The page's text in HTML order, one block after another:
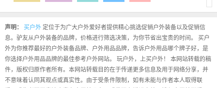
声明： 买户外 定位于为广大户外爱好者提供精心挑选促销户外装备以及促销信
息。驴友从户外装备的品牌，价格进行筛选决策，为你节省出宝贵的时间。 买户
外为你推荐最好的户外装备品牌、户外用品品牌，告诉户外用品哪个牌子好，是
你选择户外用品品牌的最佳参考户外网站。 玩户外，上买户外！ 本网站转载的稿
件，版权归原作者所有。本网站转载目的在于传递更多信息及用于网络分享，并
不意味着认同其观点或真实性。由于受条件限制，如有未能与作者本人取得联